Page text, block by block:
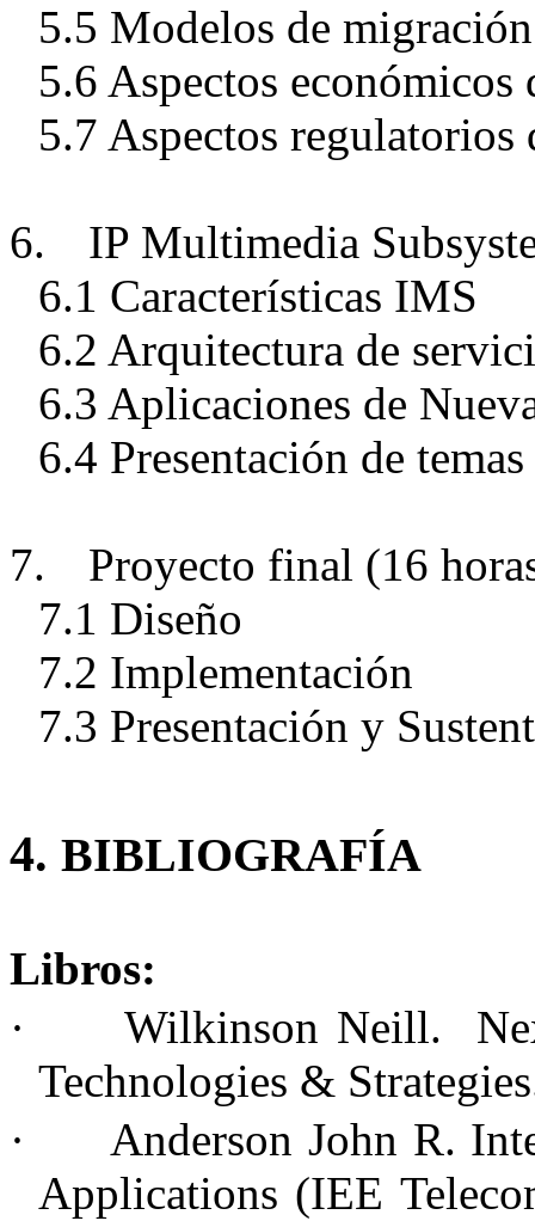
5.5 Modelos de
5.6 Aspectos económicos
5.7 Aspectos regulatorios
6.
IP Multimedia
6.1 Características IMS
6.2 Arquitectura de
6.3 Aplicaciones de
6.4 Presentación de
7.
Proyecto final (16
7.1 Diseño
7.2 Implementación
7.3 Presentación y
4. BIBLIOGRAFÍA
Libros:
·
Wilkinson Neill.
Technologies &
·
Anderson John R.
Applications (IEE